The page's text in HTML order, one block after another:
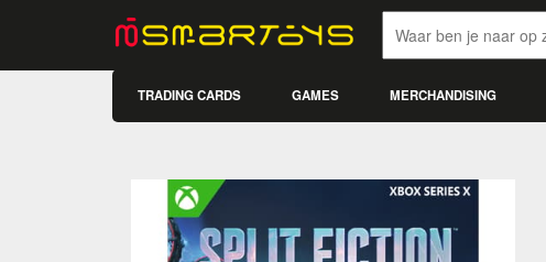
TRADING CARDS GAMES MERCHANDISING